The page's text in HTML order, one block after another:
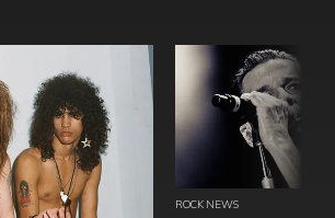
ROCK NEWS